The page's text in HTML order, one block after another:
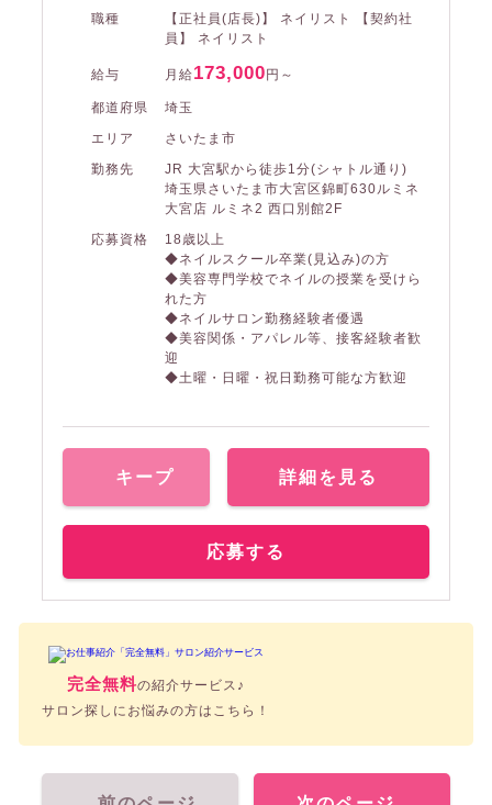
職種
【正社員(店長)】 ネイリスト 【契約社
員】 ネイリスト
給与 月給173,000 円～
都道府県
埼玉
エリア
さいたま市
勤務先
JR 大宮駅から徒歩1分(シャトル通り)
埼玉県さいたま市大宮区錦町630ルミネ
大宮店 ルミネ2 西口別館2F
応募資格
18歳以上
◆ネイルスクール卒業(見込み)の方
◆美容専門学校でネイルの授業を受けら
れた方
◆ネイルサロン勤務経験者優遇
◆美容関係・アパレル等、接客経験者歓
迎
◆土曜・日曜・祝日勤務可能な方歓迎
キープ 詳細を見る
応募する
完全無料の紹介サービス♪
サロン探しにお悩みの方はこちら！